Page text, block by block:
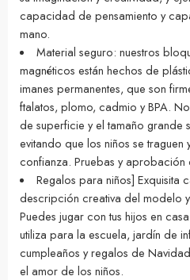
capacidad de pensamiento y
mano.
Material seguro: nuestros
magnéticos están hechos de
imanes permanentes, que son
ftalatos, plomo, cadmio y BPA.
de superficie y el tamaño grande
evitando que los niños se traguen
confianza. Pruebas y aprobación
Regalos para niños] Exquisita
descripción creativa del modelo
Puedes jugar con tus hijos en
utiliza para la escuela, jardín de
cumpleaños y regalos de
el amor de los niños.